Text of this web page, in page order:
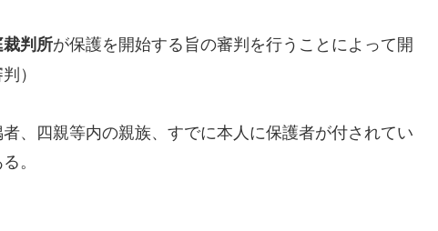
判所が保護を開始する旨の審判を行うことによって開
）
、四親等内の親族、すでに本人に保護者が付されてい
。